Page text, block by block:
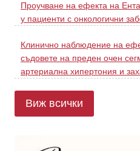
Проучване на ефекта на
у пациенти с онкологични
Клинично наблюдение на
съдовете на преден очен
артериална хипертония и
Виж всички